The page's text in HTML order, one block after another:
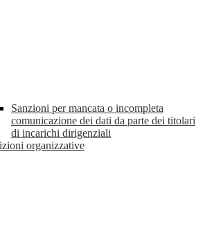
Sanzioni per mancata o incompleta
comunicazione dei dati da parte dei titolari
di incarichi dirigenziali
organizzative